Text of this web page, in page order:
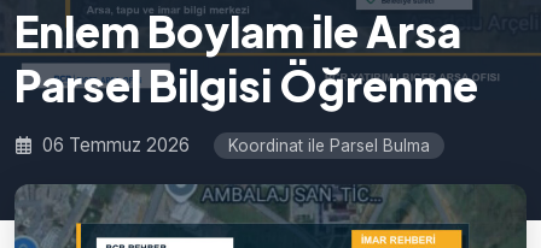
Enlem Boylam ile Arsa
Parsel Bilgisi Öğrenme
06 Temmuz 2026 Koordinat ile Parsel Bulma